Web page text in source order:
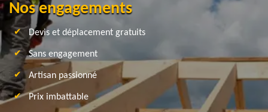
Nos engagements
Devis et déplacement gratuits
Sans engagement
Artisan passionné
Prix imbattable